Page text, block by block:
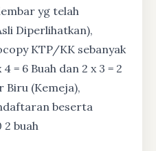
yg telah
Diperlihatkan),
KTP/KK sebanyak
= 6 Buah dan 2 x 3 = 2
Biru (Kemeja),
beserta
2 buah